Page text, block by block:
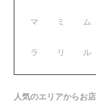
マ ミ ム
ラ リ ル
人気のエリアからお